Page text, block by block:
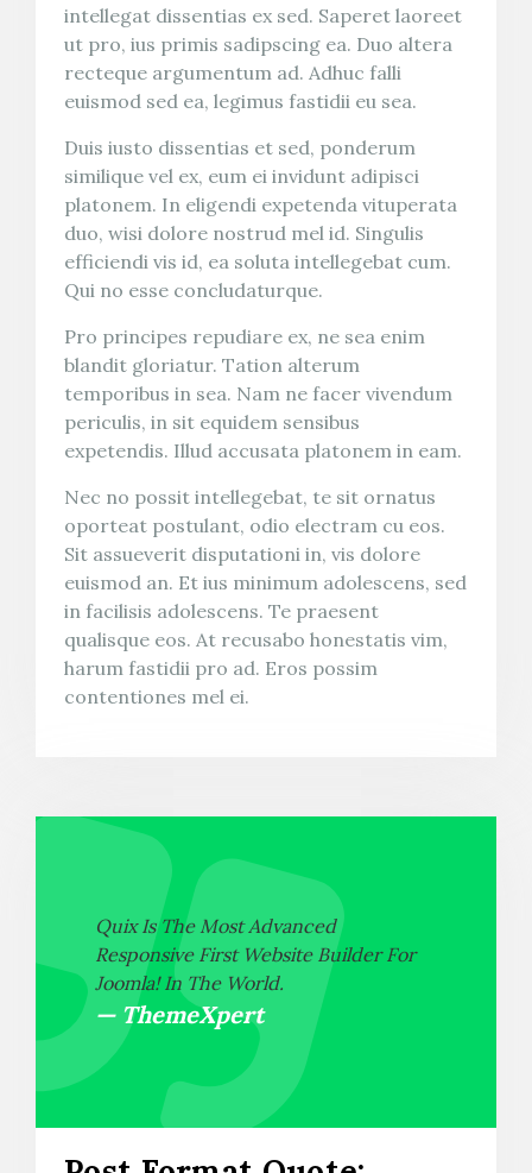
intellegat dissentias ex sed. Saperet laoreet
ut pro, ius primis sadipscing ea. Duo altera
recteque argumentum ad. Adhuc falli
euismod sed ea, legimus fastidii eu sea.
Duis iusto dissentias et sed, ponderum
similique vel ex, eum ei invidunt adipisci
platonem. In eligendi expetenda vituperata
duo, wisi dolore nostrud mel id. Singulis
efficiendi vis id, ea soluta intellegebat cum.
Qui no esse concludaturque.
Pro principes repudiare ex, ne sea enim
blandit gloriatur. Tation alterum
temporibus in sea. Nam ne facer vivendum
periculis, in sit equidem sensibus
expetendis. Illud accusata platonem in eam.
Nec no possit intellegebat, te sit ornatus
oporteat postulant, odio electram cu eos.
Sit assueverit disputationi in, vis dolore
euismod an. Et ius minimum adolescens, sed
in facilisis adolescens. Te praesent
qualisque eos. At recusabo honestatis vim,
harum fastidii pro ad. Eros possim
contentiones mel ei.
Quix Is The Most Advanced
Responsive First Website Builder For
Joomla! In The World.
ThemeXpert